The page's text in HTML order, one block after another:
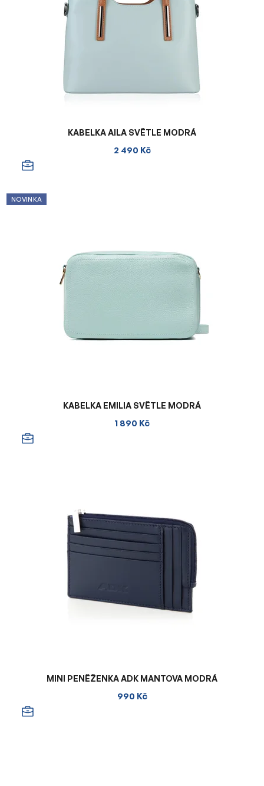
KABELKA AILA SVĚTLE MODRÁ
2 490 Kč
NOVINKA
KABELKA EMILIA SVĚTLE MODRÁ
1 890 Kč
MINI PENĚŽENKA ADK MANTOVA MODRÁ
990 Kč